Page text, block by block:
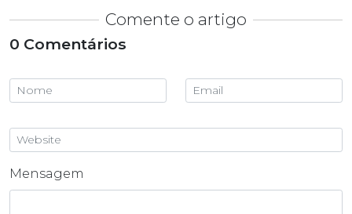
Comente o artigo
0 Comentários
Mensagem